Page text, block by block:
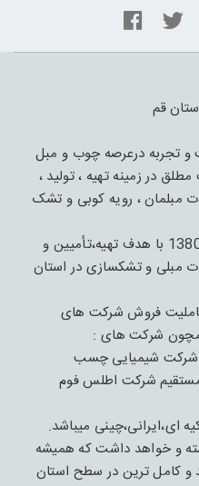
قم
1 قرن فعالیت و تجربه درعرصه چوب و مبل
سال فعالیت مطلق در زمینه تهیه ، تولید ،
مبلمان ، رویه کوبی و تشک
مجموعه ابزار مبل رنجبر در سال 1380 با هدف تهیه،تأمیین و
مبلی و تشکسازی در استان
فروش شرکت های
شرکت های :
و شرکت شیمیایی چسب
مستقیم شرکت اطلس فوم
ای،ایرانی،چینی میباشد.
و خواهد داشت که همیشه
و کامل ترین در سطح استان